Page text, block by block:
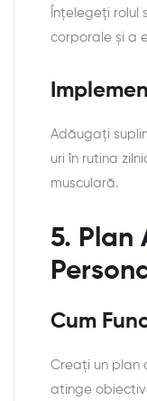
Înțelegeți rolul
corporale și a
Adăugați
uri în rutina
musculară.
5. Plan
Cum
Creați un plan
atinge